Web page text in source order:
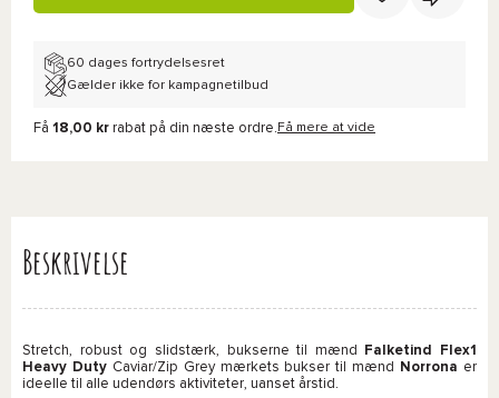
60 dages fortrydelsesret
Gælder ikke for kampagnetilbud
Få 18,00 kr rabat på din næste ordre. Få mere at vide
Beskrivelse
Stretch, robust og slidstærk, bukserne til mænd
Falketind Flex1
Heavy DutyCaviar/Zip Grey mærkets bukser til mænd Norrona er
ideelle til alle udendørs aktiviteter, uanset årstid.